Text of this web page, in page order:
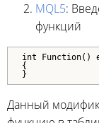
MQL5:
функций
int Function()
{
}
Данный